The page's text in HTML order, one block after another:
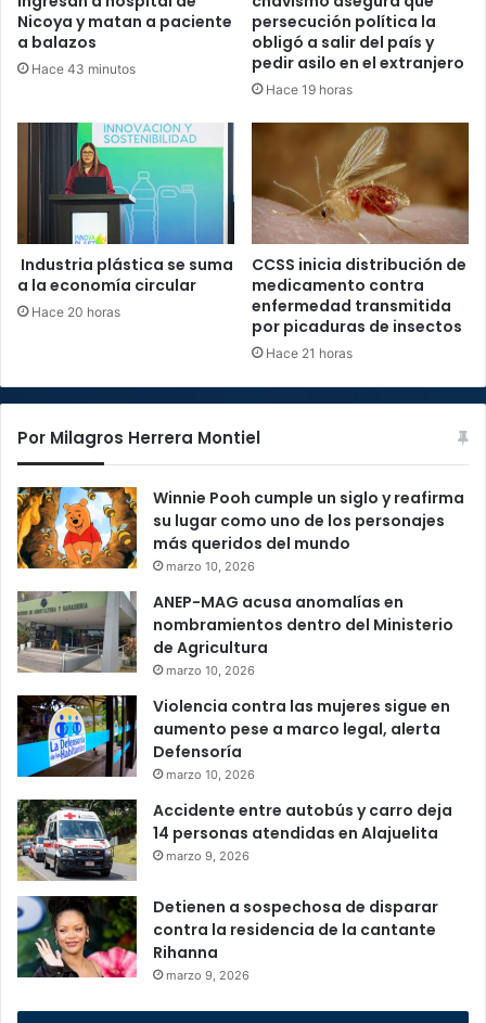
Nicoya y matan a paciente
a balazos
Hace 43 minutos
persecución política la
obligó a salir del país y
pedir asilo en el extranjero
Hace 19 horas
Industria plástica se suma
a la economía circular
Hace 20 horas
CCSS inicia distribución de
medicamento contra
enfermedad transmitida
por picaduras de insectos
Hace 21 horas
Por Milagros Herrera Montiel
Winnie Pooh cumple un siglo y reafirma
su lugar como uno de los personajes
más queridos del mundo
marzo 10, 2026
ANEP-MAG acusa anomalías en
nombramientos dentro del Ministerio
de Agricultura
marzo 10, 2026
Violencia contra las mujeres sigue en
aumento pese a marco legal, alerta
Defensoría
marzo 10, 2026
Accidente entre autobús y carro deja
14 personas atendidas en Alajuelita
marzo 9, 2026
Detienen a sospechosa de disparar
contra la residencia de la cantante
Rihanna
marzo 9, 2026